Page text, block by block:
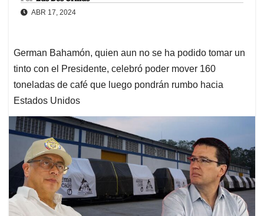
ABR 17, 2024
German Bahamón, quien aun no se ha podido tomar un
tinto con el Presidente, celebró poder mover 160
toneladas de café que luego pondrán rumbo hacia
Estados Unidos